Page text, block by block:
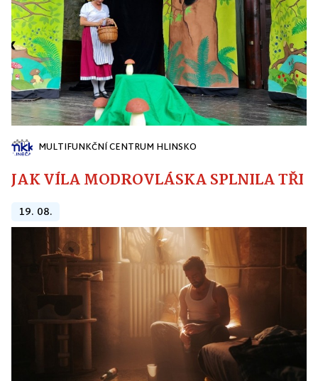
MULTIFUNKČNÍ CENTRUM HLINSKO
JAK VÍLA MODROVLÁSKA SPLNILA
19. 08.